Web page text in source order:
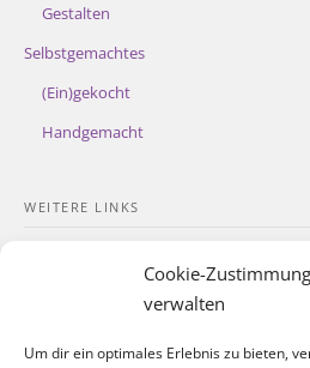
Cookie-Zustimmung
verwalten
Um dir ein optimales Erlebnis zu bieten,
Gestalten
Selbstgemachtes
(Ein)gekocht
Handgemacht
WEITERE LINKS